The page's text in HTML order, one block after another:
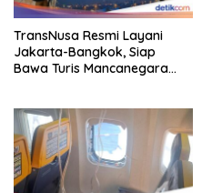
TransNusa Resmi Layani
Jakarta-Bangkok, Siap
Bawa Turis Mancanegara